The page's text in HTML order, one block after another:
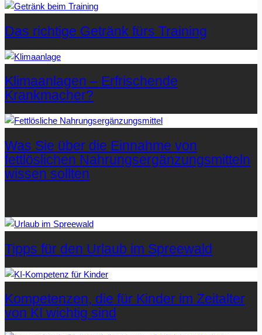
Das richtige Getränk fürs Training
Klimaanlagen – Erfrischende
Krankmacher?
Was Sie über die Einnahme von
fettlöslichen Nahrungsergänzungsmitteln
wissen sollten
Tipps für den Urlaub im Spreewald
Kompetenzen, die für Kinder im Zeitalter
von KI wichtig sind